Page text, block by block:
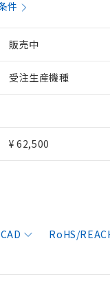
件
販売中
受注生産機種
¥ 62,500
CAD RoHS/